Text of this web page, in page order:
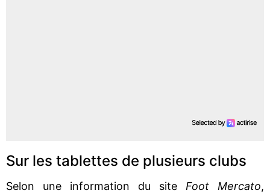
Sur les tablettes de plusieurs clubs
Selon une information du site Foot Mercato,